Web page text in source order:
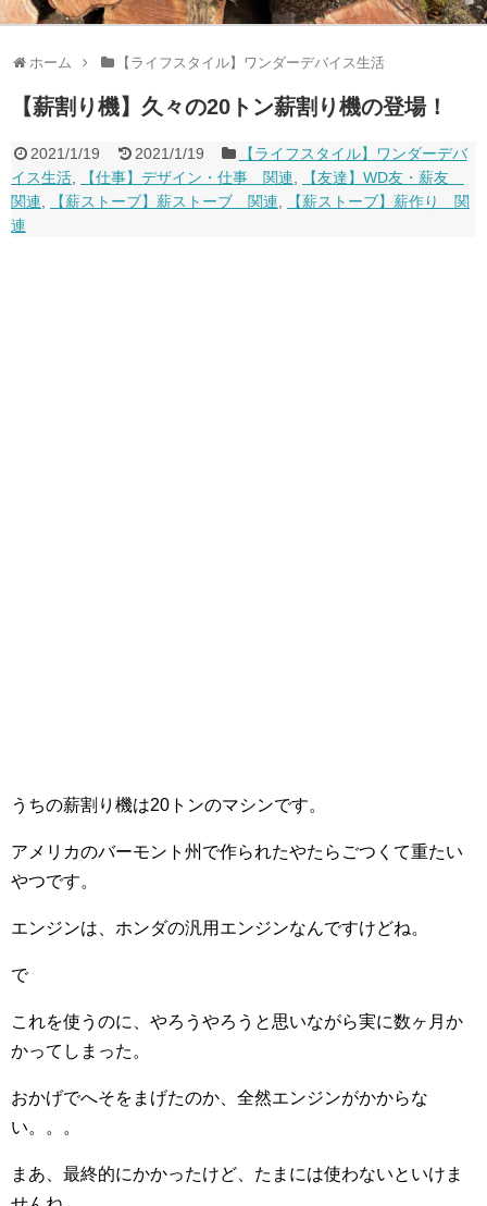
ホーム 【ライフスタイル】ワンダーデバイス生活
【薪割り機】久々の20トン薪割り機の登場！
2021/1/19 2021/1/19
【ライフスタイル】ワンダーデバ
イス生活
【仕事】デザイン・仕事 関連
【友達】WD友・薪友
関連
【薪ストーブ】薪ストーブ 関連
【薪ストーブ】薪作り 関
連
うちの薪割り機は20トンのマシンです。
アメリカのバーモント州で作られたやたらごつくて重たい
やつです。
エンジンは、ホンダの汎用エンジンなんですけどね。
で
これを使うのに、やろうやろうと思いながら実に数ヶ月か
かってしまった。
おかげでへそをまげたのか、全然エンジンがかからな
い。。。
まあ、最終的にかかったけど、たまには使わないといけま